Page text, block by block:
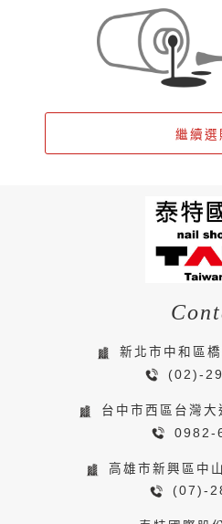
繼續選
新北市中和區
(02)-
台中市西區台灣
0982-
高雄市新興區中
(07)-